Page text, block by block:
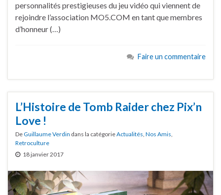
personnalités prestigieuses du jeu vidéo qui viennent de
rejoindre l’association MO5.COM en tant que membres
d’honneur (…)
Faire un commentaire
L’Histoire de Tomb Raider chez Pix’n
Love !
DeGuillaume Verdin dans la catégorieActualités Nos Amis
Retroculture
18 janvier 2017